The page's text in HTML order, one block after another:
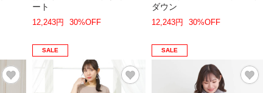
ート
12,243円 30%OFF
ダウン
12,243円 30%OFF
SALE SALE